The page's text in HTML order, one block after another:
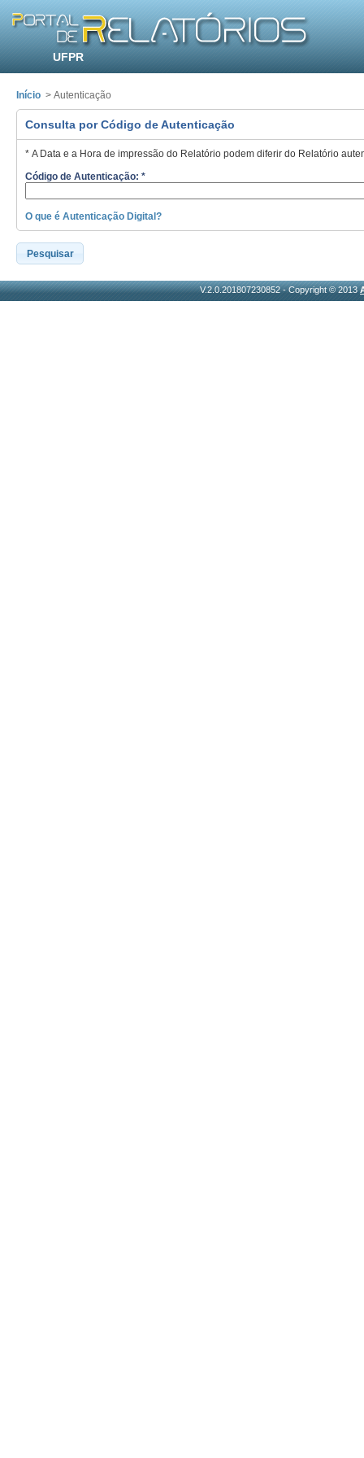
UFPR
Início > Autenticação
Consulta por Código de Autenticação
* A Data e a Hora de impressão do Relatório podem diferir do Relatório
Código de Autenticação: *
O que é Autenticação Digital?
Pesquisar
V.2.0.201807230852 - Copyright © 2013